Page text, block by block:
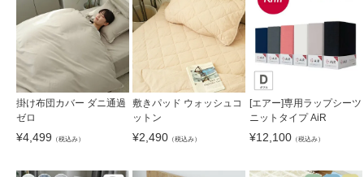
掛け布団カバー ダニ通過
ゼロ
¥4,499 （税込み）
敷きパッド ウォッシュコ
ットン
¥2,490 （税込み）
[エアー]専用ラップシーツ
ニットタイプ AiR
¥12,100（税込み）